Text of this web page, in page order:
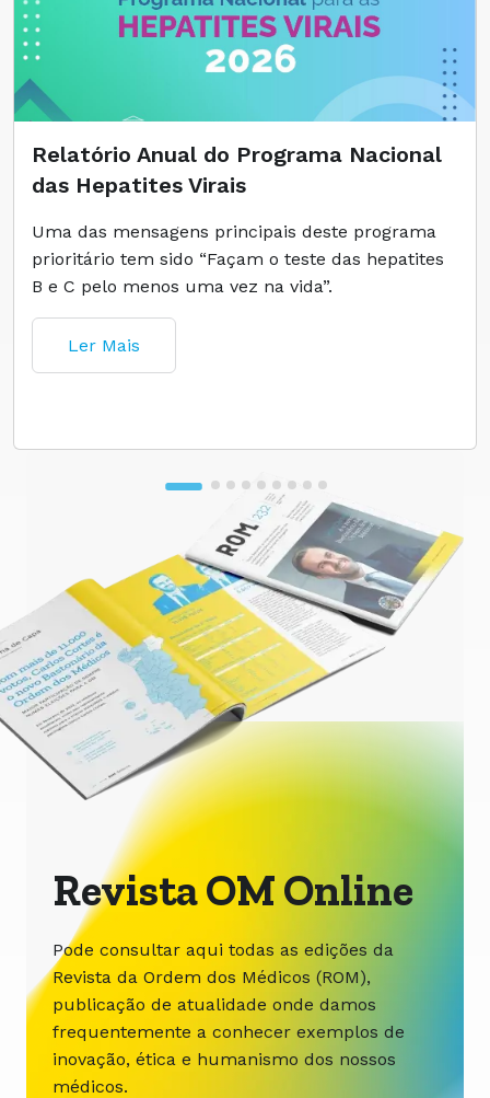
Relatório Anual do Programa Nacional
das Hepatites Virais
Uma das mensagens principais deste programa
prioritário tem sido “Façam o teste das hepatites
B e C pelo menos uma vez na vida”.
Ler Mais
Revista OM Online
Pode consultar aqui todas as edições da
Revista da Ordem dos Médicos (ROM),
publicação de atualidade onde damos
frequentemente a conhecer exemplos de
inovação, ética e humanismo dos nossos
médicos.